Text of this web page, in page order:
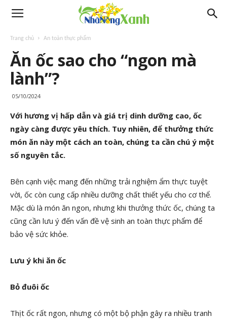
Trang chủ An toàn thực phẩm
Ăn ốc sao cho “ngon mà
lành”?
05/10/2024
Với hương vị hấp dẫn và giá trị dinh dưỡng cao, ốc
ngày càng được yêu thích. Tuy nhiên, để thưởng thức
món ăn này một cách an toàn, chúng ta cần chú ý một
số nguyên tắc.
Bên cạnh việc mang đến những trải nghiệm ẩm thực tuyệt
vời, ốc còn cung cấp nhiều dưỡng chất thiết yếu cho cơ thể.
Mặc dù là món ăn ngon, nhưng khi thưởng thức ốc, chúng ta
cũng cần lưu ý đến vấn đề vệ sinh an toàn thực phẩm để
bảo vệ sức khỏe.
Lưu ý khi ăn ốc
Bỏ đuôi ốc
Thịt ốc rất ngon, nhưng có một bộ phận gây ra nhiều tranh